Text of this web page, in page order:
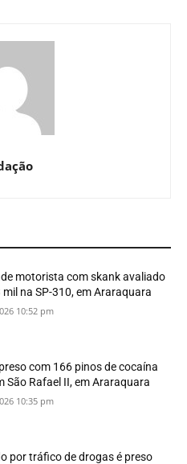
motorista com skank avaliado
mil na SP-310, em Araraquara
10:52 pm
com 166 pinos de cocaína
São Rafael II, em Araraquara
10:35 pm
por tráfico de drogas é preso